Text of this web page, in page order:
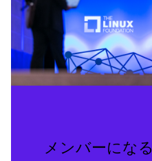
メンバーになる